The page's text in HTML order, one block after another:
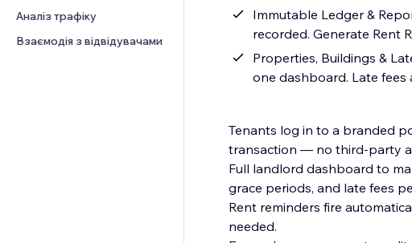
Аналіз трафіку
Взаємодія з відвідувачами
Immutable Ledger &
recorded. Generate Rent
Properties, Buildings &
one dashboard. Late
Tenants log in to a branded
transaction — no third-party
Full landlord dashboard to
grace periods, and late fees
Rent reminders fire
needed.